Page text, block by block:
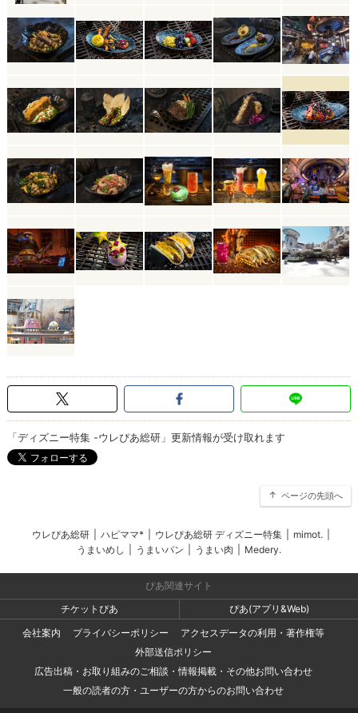
「ディズニー特集 -ウレぴあ総研」更新情報が受け取れます
ページの先頭へ
ウレぴあ総研 ハピママ* ウレぴあ総研 ディズニー特集 mimot.
うまいめし
うまいパン うまい肉 Medery.
ぴあ関連サイト
チケットぴあ
ぴあ(アプリ&Web)
会社案内
プライバシーポリシー
アクセスデータの利用・著作権等
外部送信ポリシー
広告出稿・お取り組みのご相談・情報掲載・その他お問い合わせ
一般の読者の方・ユーザーの方からのお問い合わせ